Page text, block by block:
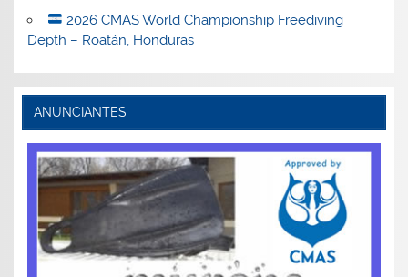
2026 CMAS World Championship Freediving
Depth – Roatán, Honduras
ANUNCIANTES